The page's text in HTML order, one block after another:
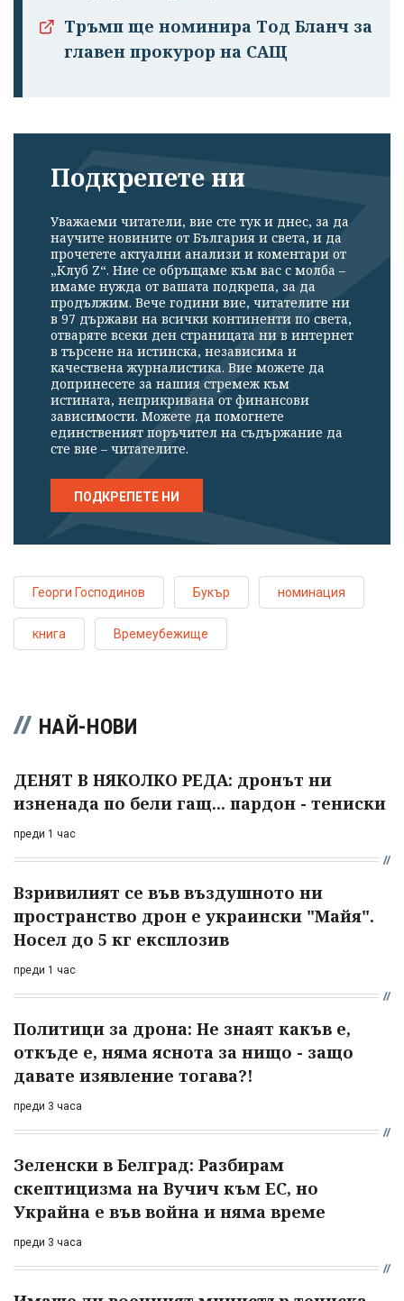
Тръмп ще номинира Тод Бланч за
главен прокурор на САЩ
Подкрепете ни
Уважаеми читатели, вие сте тук и днес, за да
научите новините от България и света, и да
прочетете актуални анализи и коментари от
„Клуб Z“. Ние се обръщаме към вас с молба –
имаме нужда от вашата подкрепа, за да
продължим. Вече години вие, читателите ни
в 97 държави на всички континенти по света,
отваряте всеки ден страницата ни в интернет
в търсене на истинска, независима и
качествена журналистика. Вие можете да
допринесете за нашия стремеж към
истината, неприкривана от финансови
зависимости. Можете да помогнете
единственият поръчител на съдържание да
сте вие – читателите.
ПОДКРЕПЕТЕ НИ
Георги Господинов Букър номинация
книга Времеубежище
НАЙ-НОВИ
ДЕНЯТ В НЯКОЛКО РЕДА: дронът ни
изненада по бели гащ... пардон - тениски
преди 1 час
Взривилият се във въздушното ни
пространство дрон е украински "Майя".
Носел до 5 кг експлозив
преди 1 час
Политици за дрона: Не знаят какъв е,
откъде е, няма яснота за нищо - защо
давате изявление тогава?!
преди 3 часа
Зеленски в Белград: Разбирам
скептицизма на Вучич към ЕС, но
Украйна е във война и няма време
преди 3 часа